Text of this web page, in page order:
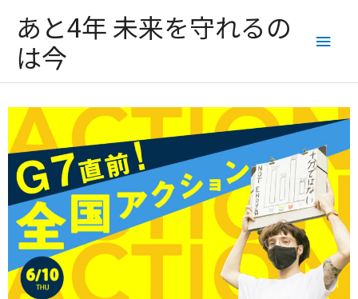
あと4年 未来を守れるの
は今